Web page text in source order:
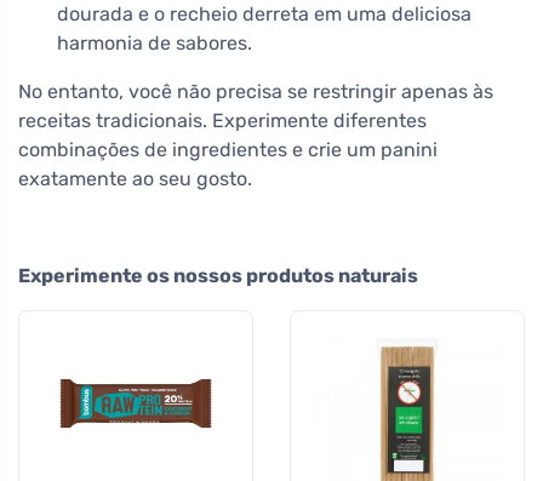
dourada e o recheio derreta em uma deliciosa
harmonia de sabores.
No entanto, você não precisa se restringir apenas às
receitas tradicionais. Experimente diferentes
combinações de ingredientes e crie um panini
exatamente ao seu gosto.
Experimente os nossos produtos naturais